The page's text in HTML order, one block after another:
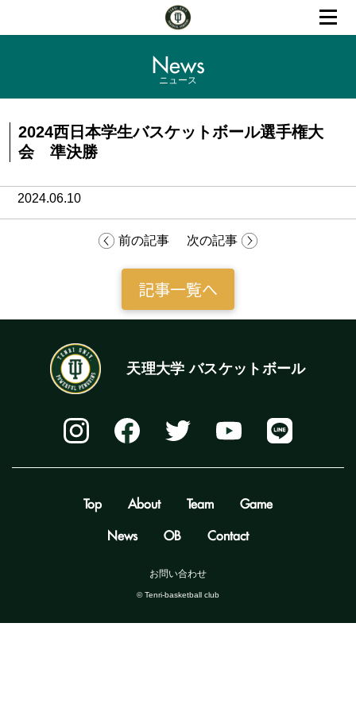
News
ニュース
2024西日本学生バスケットボール選手権大
会 準決勝
2024.06.10
前の記事 次の記事
記事一覧へ
天理大学 バスケットボール
Top About Team Game
News OB Contact
お問い合わせ
©️ Tenri-basketball club